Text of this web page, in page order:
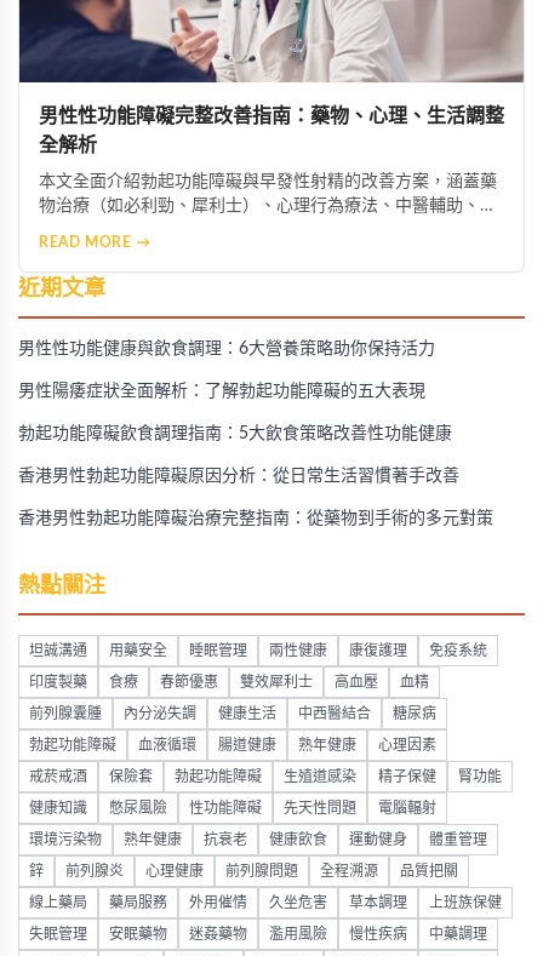
男性性功能障礙完整改善指南：藥物、心理、生活調整
全解析
本文全面介紹勃起功能障礙與早發性射精的改善方案，涵蓋藥
物治療（如必利勁、犀利士）、心理行為療法、中醫輔助、生
READ MORE →
近期文章
男性性功能健康與飲食調理：6大營養策略助你保持活力
男性陽痿症狀全面解析：了解勃起功能障礙的五大表現
勃起功能障礙飲食調理指南：5大飲食策略改善性功能健康
香港男性勃起功能障礙原因分析：從日常生活習慣著手改善
香港男性勃起功能障礙治療完整指南：從藥物到手術的多元對策
熱點關注
坦誠溝通 用藥安全 睡眠管理 兩性健康 康復護理 免疫系統
印度製藥 食療 春節優惠 雙效犀利士 高血壓 血精
前列腺囊腫 內分泌失調 健康生活 中西醫結合 糖尿病
勃起功能障礙 血液循環 腸道健康 熟年健康 心理因素
戒菸戒酒 保險套 勃起功能障礙 生殖道感染 精子保健 腎功能
健康知識 憋尿風險 性功能障礙 先天性問題 電腦輻射
環境污染物 熟年健康 抗衰老 健康飲食 運動健身 體重管理
鋅 前列腺炎 心理健康 前列腺問題 全程溯源 品質把關
線上藥局 藥局服務 外用催情 久坐危害 草本調理 上班族保健
失眠管理 安眠藥物 迷姦藥物 濫用風險 慢性疾病 中藥調理